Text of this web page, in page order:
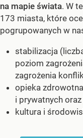
na mapie świata. W
173 miasta, które
pogrupowanych w
stabilizacja
poziom
zagrożenia
opieka
i prywatnych
kultura i